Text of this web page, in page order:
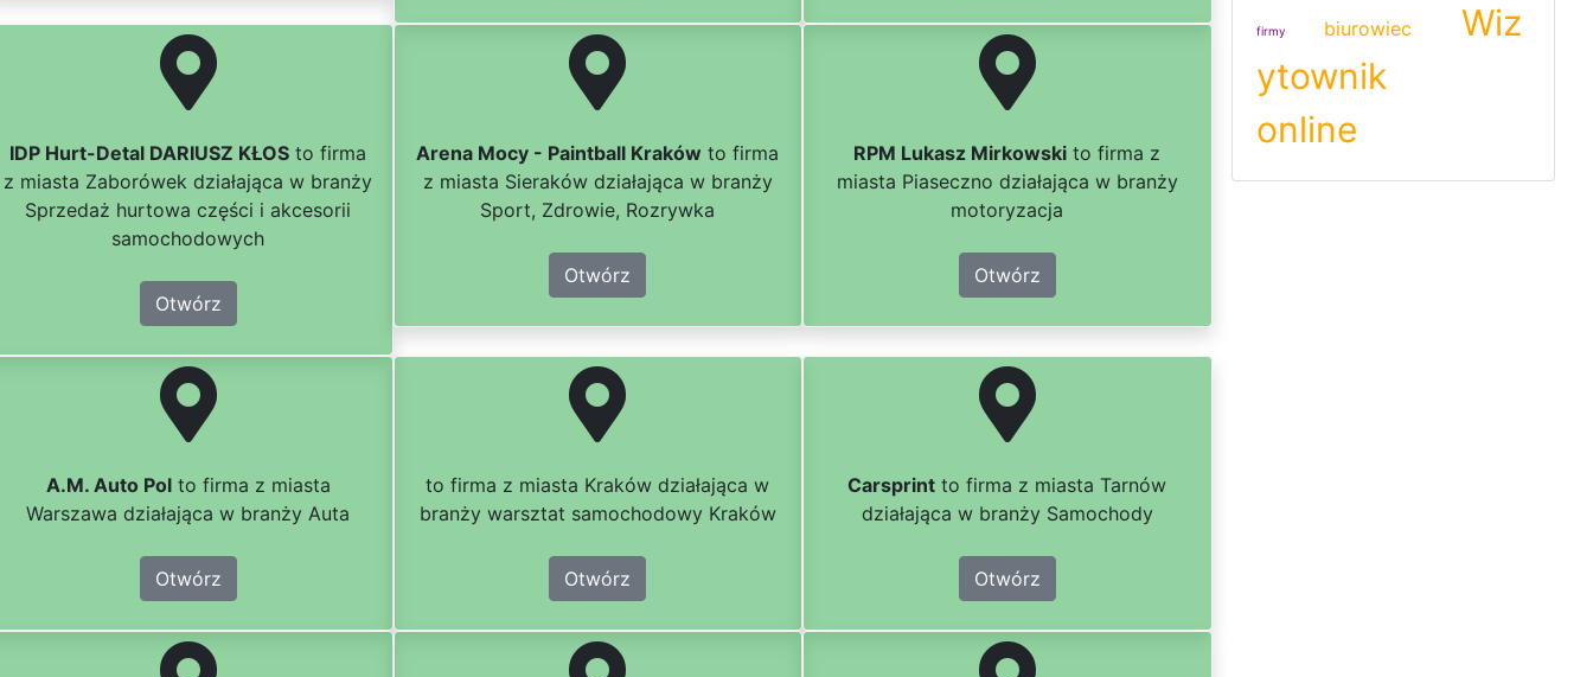
IDP Hurt-Detal DARIUSZ KŁOS to firma
z miasta Zaborówek działająca w branży
Sprzedaż hurtowa części i akcesorii
samochodowych
Otwórz
Arena Mocy - Paintball Kraków to firma
z miasta Sieraków działająca w branży
Sport, Zdrowie, Rozrywka
Otwórz
RPM Lukasz Mirkowski to firma z
miasta Piaseczno działająca w branży
motoryzacja
Otwórz
A.M. Auto Polto firma z miasta
Warszawa działająca w branży Auta
Otwórz
to firma z miasta Kraków działająca w
branży warsztat samochodowy Kraków
Otwórz
Carsprint to firma z miasta Tarnów
działająca w branży Samochody
Otwórz
firmy biurowiec
Wiz
ytownik
online